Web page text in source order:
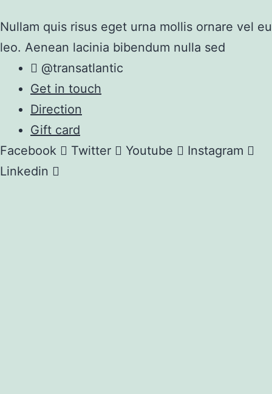
Nullam quis risus eget urna mollis ornare vel eu
leo. Aenean lacinia bibendum nulla sed
@transatlantic
Get in touch
Direction
Gift card
Facebook
Twitter Youtube
Instagram
Linkedin